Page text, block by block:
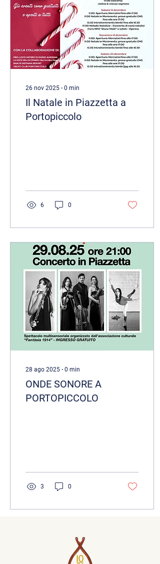
26 nov 2025 ∙ 0 min
Il Natale in Piazzetta a
Portopiccolo
6 0
28 ago 2025 ∙ 0 min
ONDE SONORE A
PORTOPICCOLO
3 0